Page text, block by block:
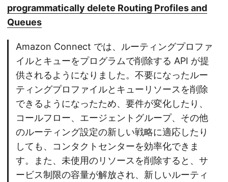
programmatically delete Routing Profiles and
Queues
Amazon Connect では、ルーティングプロファ
イルとキューをプログラムで削除する API が提
供されるようになりました。不要になったルー
ティングプロファイルとキューリソースを削除
できるようになったため、要件が変化したり、
コールフロー、エージェントグループ、その他
のルーティング設定の新しい戦略に適応したり
しても、コンタクトセンターを効率化できま
す。また、未使用のリソースを削除すると、サ
ービス制限の容量が解放され、新しいルーティ